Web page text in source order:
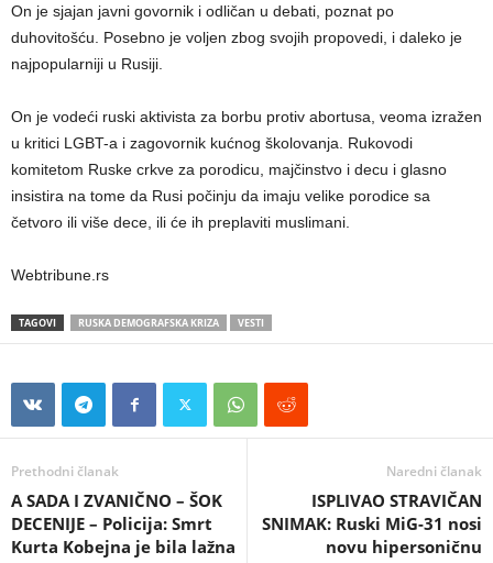
On je sjajan javni govornik i odličan u debati, poznat po
duhovitošću. Posebno je voljen zbog svojih propovedi, i daleko je
najpopularniji u Rusiji.
On je vodeći ruski aktivista za borbu protiv abortusa, veoma izražen
u kritici LGBT-a i zagovornik kućnog školovanja. Rukovodi
komitetom Ruske crkve za porodicu, majčinstvo i decu i glasno
insistira na tome da Rusi počinju da imaju velike porodice sa
četvoro ili više dece, ili će ih preplaviti muslimani.
Webtribune.rs
TAGOVI RUSKA DEMOGRAFSKA KRIZA VESTI
Prethodni članak
A SADA I ZVANIČNO – ŠOK
DECENIJE – Policija: Smrt
Kurta Kobejna je bila lažna
Naredni članak
ISPLIVAO STRAVIČAN
SNIMAK: Ruski MiG-31 nosi
novu hipersoničnu